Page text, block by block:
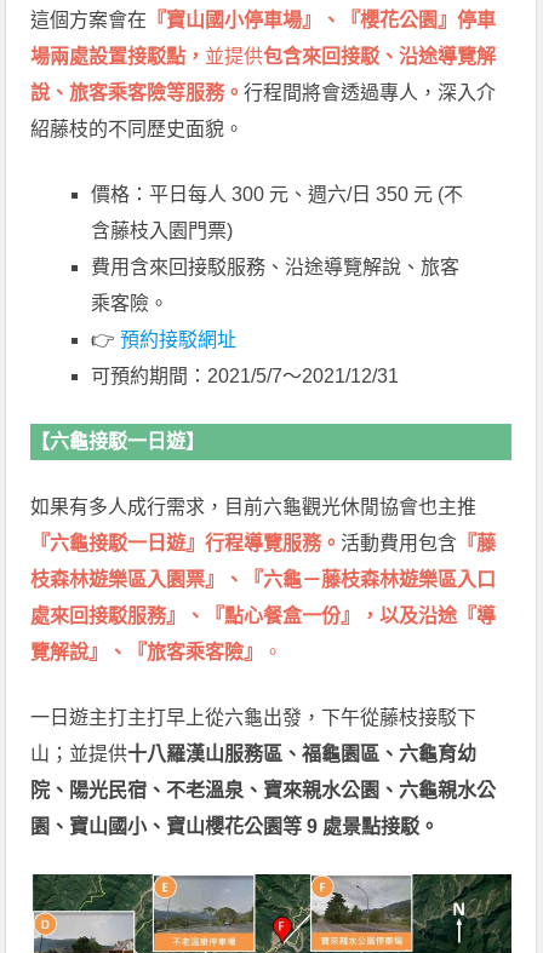
這個方案會在 『寶山國小停車場』、『櫻花公園』停車
場兩處設置接駁點， 並提供包含來回接駁、沿途導覽解
說、旅客乘客險等服務 。行程間將會透過專人，深入介
紹藤枝的不同歷史面貌。
價格：平日每人 300 元、週六/日 350 元 (不
含藤枝入園門票)
費用含來回接駁服務、沿途導覽解說、旅客
乘客險。
👉預約接駁網址
可預約期間：2021/5/7～2021/12/31
【六龜接駁一日遊】
如果有多人成行需求，目前六龜觀光休閒協會也主推
『六龜接駁一日遊』行程導覽服務。 活動費用包含 『藤
枝森林遊樂區入園票』、『六龜－藤枝森林遊樂區入口
處來回接駁服務』、『點心餐盒一份』，以及沿途『導
覽解說』、『旅客乘客險』
。
一日遊主打主打早上從六龜出發，下午從藤枝接駁下
山；並提供十八羅漢山服務區、福龜園區、六龜育幼
院、陽光民宿、不老溫泉、寶來親水公園、六龜親水公
園、寶山國小、寶山櫻花公園等 9 處景點接駁。